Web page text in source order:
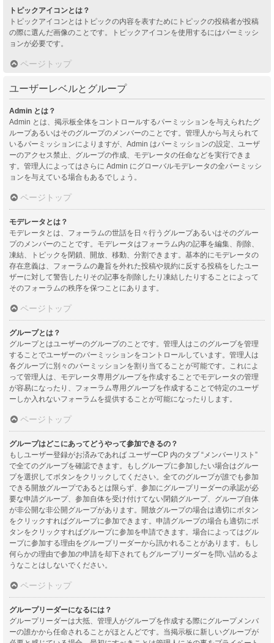
トピックアイコンとは？
トピックアイコンとはトピックの内容を表すためにトピックの投稿者が投稿
の際に選んだ画像のことです。トピックアイコンを使用するにはパーミッシ
ョンが必要です。
ページトップ
ユーザーレベルとグループ
Admin とは？
Admin とは、掲示板全体をコントロールするパーミッションを与えられたグ
ループあるいはそのグループのメンバーのことです。管理人から与えられて
いるパーミッションによりますが、Admin はパーミッションの設定、ユーザ
ーのアクセス禁止、グループの作成、モデレータの任命などを実行できま
す。管理人によってはさらに Admin にグローバルモデレータの全パーミッシ
ョンを与えている場合もあるでしょう。
ページトップ
モデレータとは？
モデレータとは、フォーラムの世話を日々行うグループあるいはそのグルー
プのメンバーのことです。モデレータはフォーラム内の記事を編集、削除、
凍結、トピックを閉鎖、開放、移動、分割できます。基本的にモデレータの
存在意義は、フォーラムの趣旨を外れた投稿や規約に反する投稿をしたユー
ザーに対して警告したりその記事を削除したり凍結したりすることによって
そのフォーラムの秩序を保つことにあります。
ページトップ
グループとは？
グループとはユーザーのグループのことです。管理人はこのグループを管理
することでユーザーのパーミッションをコントロールしています。管理人は
各グループに別々のパーミッションを割り当てることが可能です。これによ
って管理人は、モデレータ専用グループを作成することでモデレータの管理
が容易になったり、フォーラム専用グループを作成することで特定のユーザ
ーしか入れないフォーラムを提供することが可能になったりします。
ページトップ
グループはどこにあってどうやって参加できるの？
もしユーザー登録がお済みであれば ユーザーCP 内のタブ “メンバーリスト”
で全てのグループを確認できます。もしグループに参加したい場合はグルー
プを選択してボタンをクリックしてください。全てのグループが誰でも参加
できる開放グループであるとは限らず、参加にグループリーダーの承認が必
要な申請グループ、参加自体を受け付けてない閉鎖グループ、グループ自体
が非公開な非公開グループがあります。開放グループの場合は適切にボタン
をクリックすればグループに参加できます。申請グループの場合も適切にボ
タンをクリックすればグループに参加を申請できます。場合によってはグル
ープに参加する理由をグループリーダーから訊かれることがあります。もし
何らかの理由で参加の申請を却下されてもグループリーダーを問い詰めるよ
うなことはしないでください。
ページトップ
グループリーダーになるには？
グループリーダーは大抵、管理人がグループを作成する際にグループメンバ
ーの誰かから任命されることがほとんどです。当掲示板に新しいグループが